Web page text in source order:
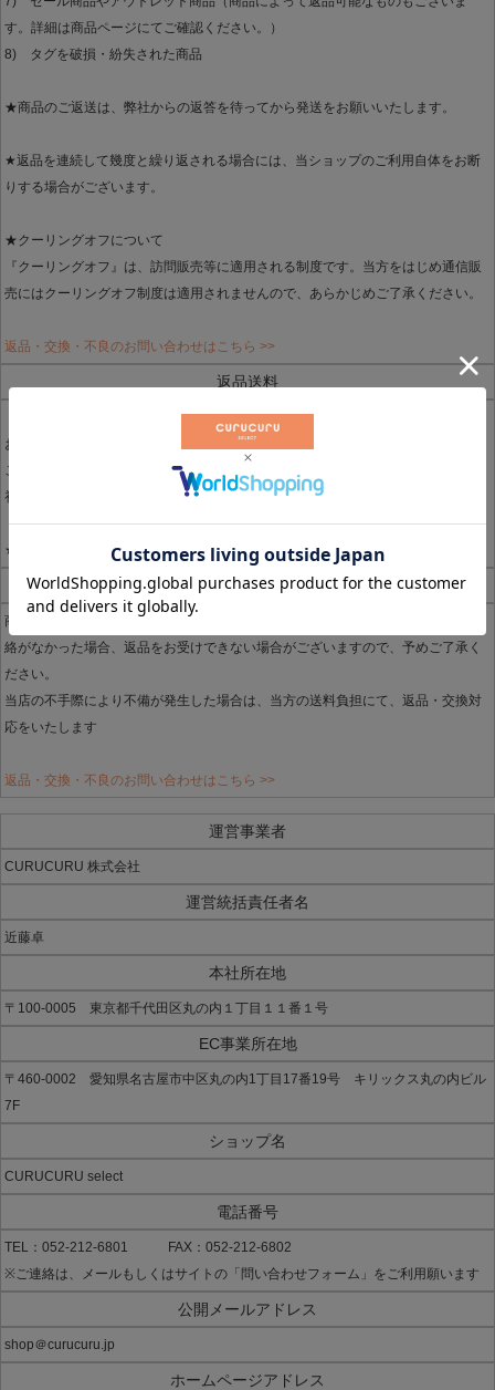
す。詳細は商品ページにてご確認ください。）
8) タグを破損・紛失された商品
★商品のご返送は、弊社からの返答を待ってから発送をお願いいたします。
★返品を連続して幾度と繰り返される場合には、当ショップのご利用自体をお断
りする場合がございます。
★クーリングオフについて
『クーリングオフ』は、訪問販売等に適用される制度です。当方をはじめ通信販
売にはクーリングオフ制度は適用されませんので、あらかじめご了承ください。
返品・交換・不良のお問い合わせはこちら >>
返品送料
（返品・交換にかかる送料・振込み手数料）
お客様都合による返品・交換の場合は、お客様に実費ご負担いただきます。
ご交換品は着払いにてお送りさせていただきます。
初回出荷時の送料・代引手数料などは、ご返金できませんのでご注意ください。
★不良品・品違いの場合は、かかる費用は、当方負担とさせていただきます
不良品
商品に不備があった場合、商品到着後7日以内にご連絡ください。7日以内にご連
絡がなかった場合、返品をお受けできない場合がございますので、予めご了承く
ださい。
当店の不手際により不備が発生した場合は、当方の送料負担にて、返品・交換対
応をいたします
返品・交換・不良のお問い合わせはこちら >>
運営事業者
CURUCURU 株式会社
運営統括責任者名
近藤卓
本社所在地
〒100-0005 東京都千代田区丸の内１丁目１１番１号
EC事業所在地
〒460-0002 愛知県名古屋市中区丸の内1丁目17番19号 キリックス丸の内ビル
7F
ショップ名
CURUCURU select
電話番号
TEL：052-212-6801 FAX：052-212-6802
※ご連絡は、メールもしくはサイトの「問い合わせフォーム」をご利用願います
公開メールアドレス
shop＠curucuru.jp
ホームページアドレス